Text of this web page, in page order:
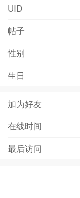
UID
帖子
性别
生日
加为好友
在线时间
最后访问